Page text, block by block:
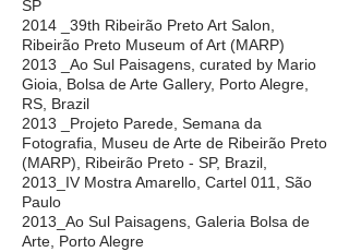
SP
2014 _39th Ribeirão Preto Art Salon,
Ribeirão Preto Museum of Art (MARP)
2013 _Ao Sul Paisagens, curated by Mario
Gioia, Bolsa de Arte Gallery, Porto Alegre,
RS, Brazil
2013 _Projeto Parede, Semana da
Fotografia, Museu de Arte de Ribeirão Preto
(MARP), Ribeirão Preto - SP, Brazil,
2013_IV Mostra Amarello, Cartel 011, São
Paulo
2013_Ao Sul Paisagens, Galeria Bolsa de
Arte, Porto Alegre